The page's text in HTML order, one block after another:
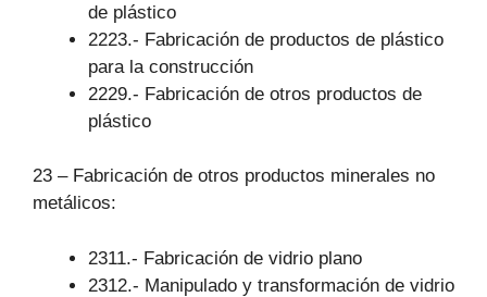
de plástico
2223.- Fabricación de productos de plástico
para la construcción
2229.- Fabricación de otros productos de
plástico
23 – Fabricación de otros productos minerales no
metálicos:
2311.- Fabricación de vidrio plano
2312.- Manipulado y transformación de vidrio